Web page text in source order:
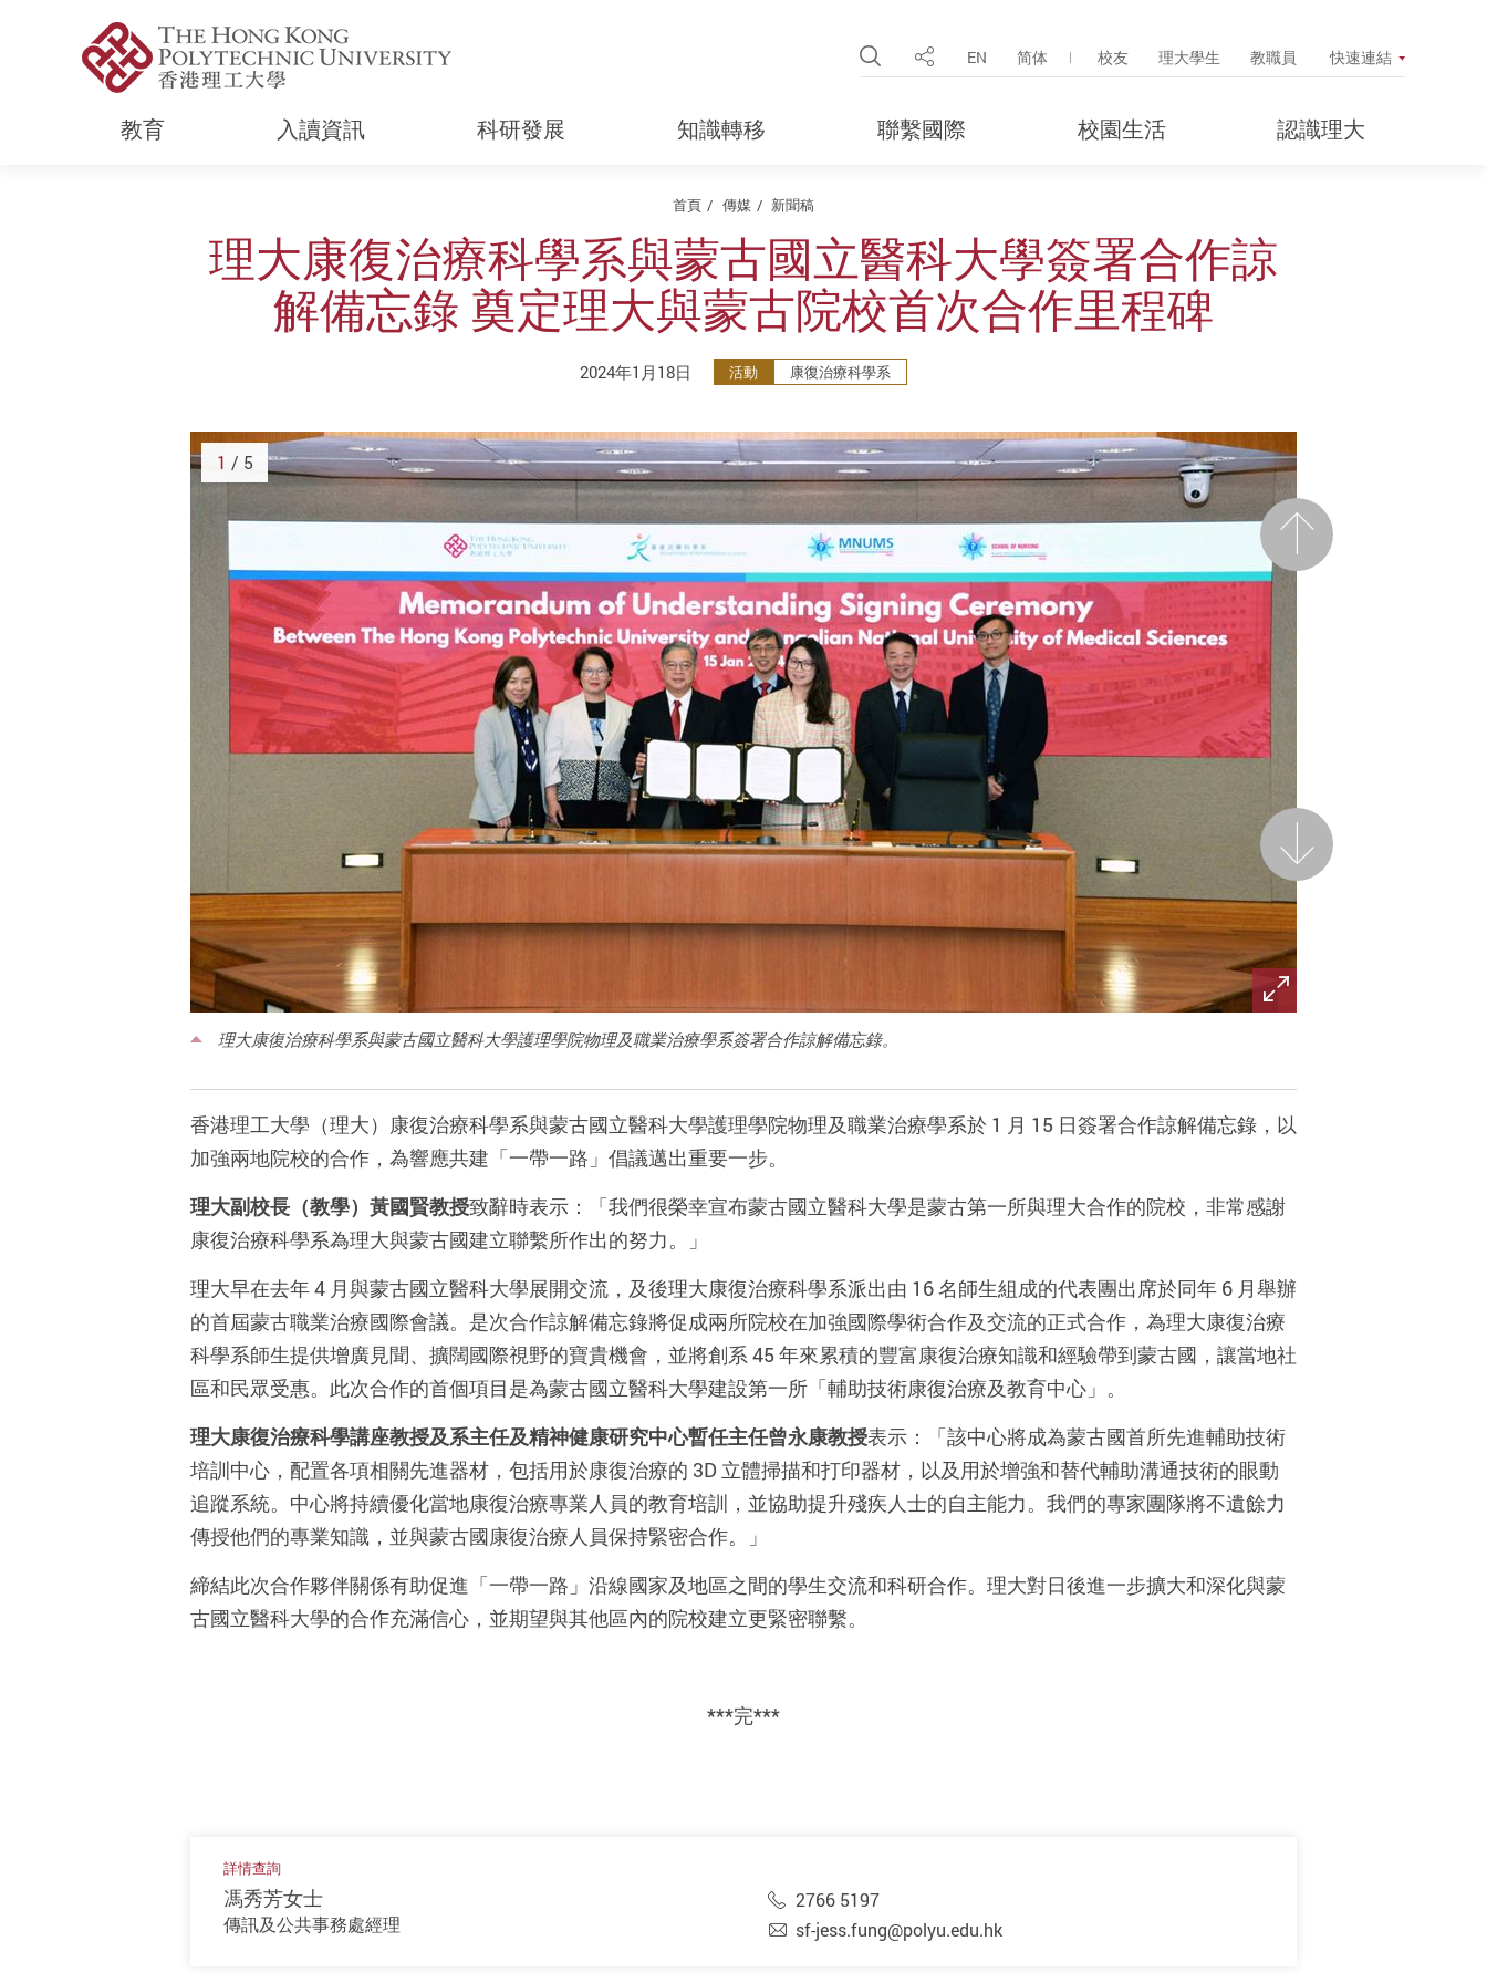
Open Site Search Popup
分享 EN 简体 校友 理大學生 教職員 快速連結
教育 入讀資訊 科研發展 知識轉移 聯繫國際 校園生活 認識理大
首頁 傳媒 新聞稿
理大康復治療科學系與蒙古國立醫科大學簽署合作諒
解備忘錄 奠定理大與蒙古院校首次合作里程碑
2024年1月18日 活動 康復治療科學系
前一頁
理大康復治療科學系與蒙古國立醫科大學護理學院物理及職業治療學系簽署合作諒解備忘錄。
後一頁
1 / 5
香港理工大學（理大）康復治療科學系與蒙古國立醫科大學護理學院物理及職業治療學系於 1 月 15 日簽署合作諒解備忘錄，以
加強兩地院校的合作，為響應共建「一帶一路」倡議邁出重要一步。
理大副校長（教學）黃國賢教授致辭時表示：「我們很榮幸宣布蒙古國立醫科大學是蒙古第一所與理大合作的院校，非常感謝
康復治療科學系為理大與蒙古國建立聯繫所作出的努力。」
理大早在去年 4 月與蒙古國立醫科大學展開交流，及後理大康復治療科學系派出由 16 名師生組成的代表團出席於同年 6 月舉辦
的首屆蒙古職業治療國際會議。是次合作諒解備忘錄將促成兩所院校在加強國際學術合作及交流的正式合作，為理大康復治療
科學系師生提供增廣見聞、擴闊國際視野的寶貴機會，並將創系 45 年來累積的豐富康復治療知識和經驗帶到蒙古國，讓當地社
區和民眾受惠。此次合作的首個項目是為蒙古國立醫科大學建設第一所「輔助技術康復治療及教育中心」。
理大康復治療科學講座教授及系主任及精神健康研究中心暫任主任曾永康教授表示：「該中心將成為蒙古國首所先進輔助技術
培訓中心，配置各項相關先進器材，包括用於康復治療的 3D 立體掃描和打印器材，以及用於增強和替代輔助溝通技術的眼動
追蹤系統。中心將持續優化當地康復治療專業人員的教育培訓，並協助提升殘疾人士的自主能力。我們的專家團隊將不遺餘力
傳授他們的專業知識，並與蒙古國康復治療人員保持緊密合作。」
締結此次合作夥伴關係有助促進「一帶一路」沿線國家及地區之間的學生交流和科研合作。理大對日後進一步擴大和深化與蒙
古國立醫科大學的合作充滿信心，並期望與其他區內的院校建立更緊密聯繫。
***完***
詳情查詢
馮秀芳女士
傳訊及公共事務處經理
2766 5197
sf-jess.fung@polyu.edu.hk